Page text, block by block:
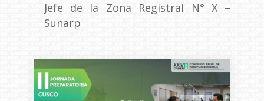
Jefe de la Zona Registral N° X –
Sunarp